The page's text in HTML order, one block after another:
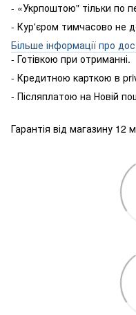
- «Укрпоштою" тільки по
- Кур'єром тимчасово не
Більше інформації про
- Готівкою при отриманні.
- Кредитною карткою в
- Післяплатою на Новій
Гарантія від магазину 12